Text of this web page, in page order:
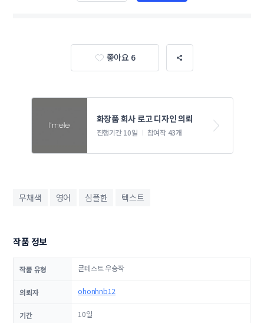
좋아요 6
화장품 회사 로고 디자인 의뢰
진행기간 10일 참여작 43개
무채색 영어 심플한 텍스트
작품 정보
작품 유형 콘테스트 우승작
의뢰자 ohonhnb12
기간 10일